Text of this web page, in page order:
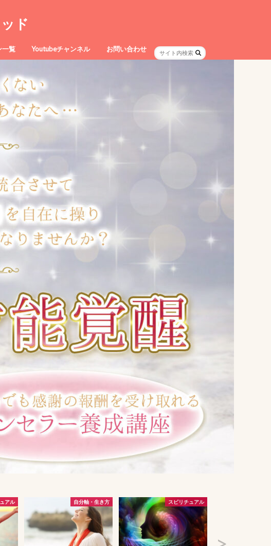
ド
一覧 Youtubeチャンネル お問い合わせ
アル 自分軸・生き方 スピリチュアル